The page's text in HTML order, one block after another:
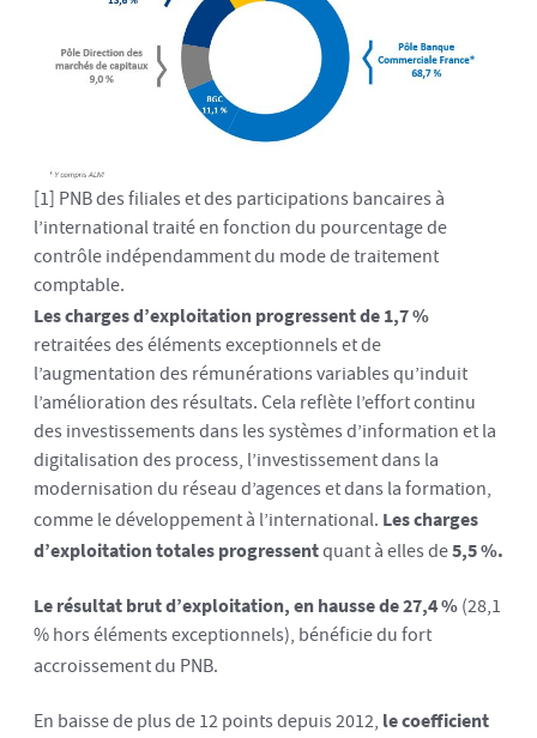
[1] PNB des filiales et des participations bancaires à
l’international traité en fonction du pourcentage de
contrôle indépendamment du mode de traitement
comptable.
Les charges d’exploitation progressent de 1,7 %
retraitées des éléments exceptionnels et de
l’augmentation des rémunérations variables qu’induit
l’amélioration des résultats. Cela reflète l’effort continu
des investissements dans les systèmes d’information et la
digitalisation des process, l’investissement dans la
modernisation du réseau d’agences et dans la formation,
comme le développement à l’international. Les charges
d’exploitation totales progressentquant à elles de5,5 %.
Le résultat brut d’exploitation, en hausse de 27,4 % (28,1
% hors éléments exceptionnels), bénéficie du fort
accroissement du PNB.
En baisse de plus de 12 points depuis 2012, le coefficient